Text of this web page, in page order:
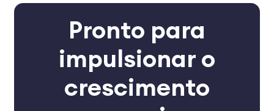
Pronto para
impulsionar o
crescimento